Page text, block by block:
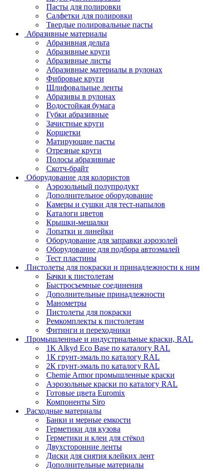
Пасты для полировки
Салфетки для полировки
Твердые полировальные пасты
Абразивные материалы
Абразивная дельта
Абразивные круги
Абразивные листы
Абразивные материалы в рулонах
Фибровые круги
Шлифовальные ленты
Абразивы в рулонах
Водостойкая бумага
Губки абразивные
Зачистные круги
Корщетки
Матирующие пасты
Отрезные круги
Полосы абразивные
Скотч-брайт
Оборудование для колористов
Аэрозольный полупродукт
Дополнительное оборудование
Камеры и сушки для тест-напылов
Каталоги цветов
Крышки-мешалки
Лопатки и линейки
Оборудование для заправки аэрозолей
Оборудование для подбора автоэмалей
Тест пластины
Пистолеты для покраски и принадлежности к ним
Бачки к пистолетам
Быстросъемные соединения
Дополнительные принадлежности
Манометры
Пистолеты для покраски
Ремкомплекты к пистолетам
Фитинги и переходники
Промышленные и индустриальные краски, RAL
1K Alkyd Eco Base по каталогу RAL
1К грунт-эмаль по каталогу RAL
2К грунт-эмаль по каталогу RAL
Chemie Armor промышленные краски
Аэрозольные краски по каталогу RAL
Готовые цвета Euromix
Компоненты Siro
Расходные материалы
Банки и мерные емкости
Герметики для кузова
Герметики и клеи для стёкол
Двухсторонние ленты
Диски для снятия клейких лент
Дополнительные материалы